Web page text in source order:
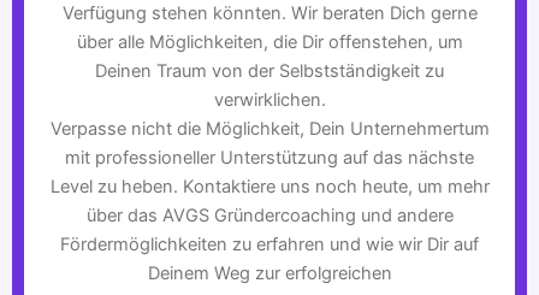
Verfügung stehen könnten. Wir beraten Dich gerne
über alle Möglichkeiten, die Dir offenstehen, um
Deinen Traum von der Selbstständigkeit zu
verwirklichen.
Verpasse nicht die Möglichkeit, Dein Unternehmertum
mit professioneller Unterstützung auf das nächste
Level zu heben. Kontaktiere uns noch heute, um mehr
über das AVGS Gründercoaching und andere
Fördermöglichkeiten zu erfahren und wie wir Dir auf
Deinem Weg zur erfolgreichen